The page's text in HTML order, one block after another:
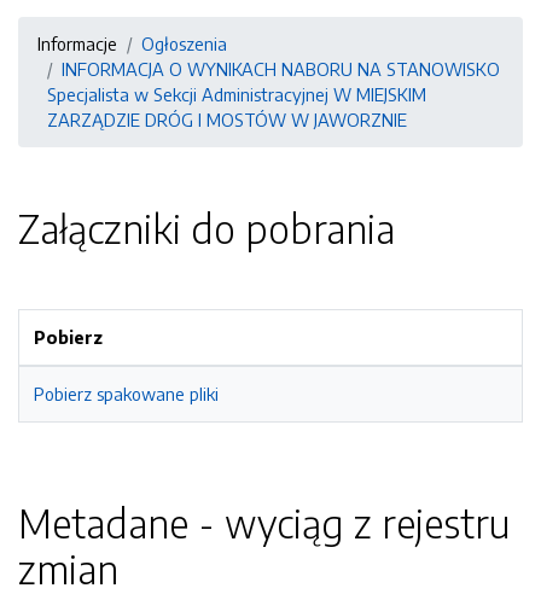
Informacje
Ogłoszenia
INFORMACJA O WYNIKACH NABORU NA STANOWISKO
Specjalista w Sekcji Administracyjnej W MIEJSKIM
ZARZĄDZIE DRÓG I MOSTÓW W JAWORZNIE
Załączniki do pobrania
Pobierz
Pobierz spakowane pliki
Metadane - wyciąg z rejestru
zmian